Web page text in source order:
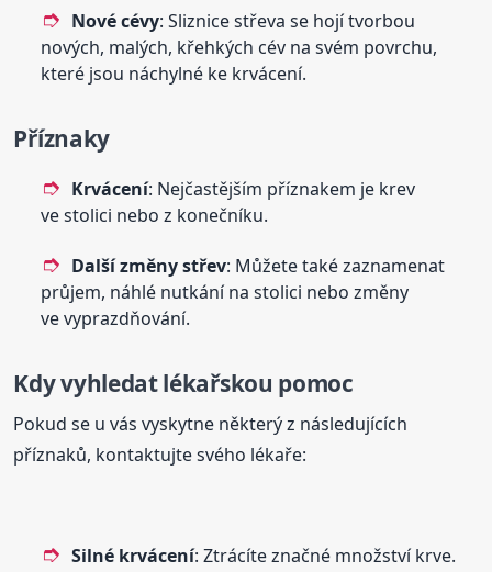
Nové cévy: Sliznice střeva se hojí tvorbou
nových, malých, křehkých cév na svém povrchu,
které jsou náchylné ke krvácení.
Příznaky
Krvácení: Nejčastějším příznakem je krev
ve stolici nebo z konečníku.
Další změny střev: Můžete také zaznamenat
průjem, náhlé nutkání na stolici nebo změny
ve vyprazdňování.
Kdy vyhledat lékařskou pomoc
Pokud se u vás vyskytne některý z následujících
příznaků, kontaktujte svého lékaře:
Silné krvácení: Ztrácíte značné množství krve.